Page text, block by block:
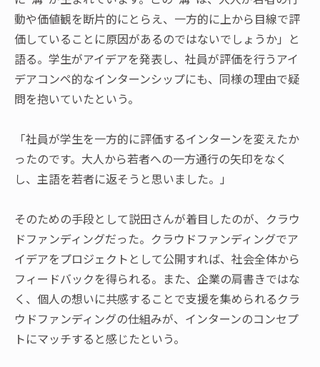
動や価値観を断片的にとらえ、一方的に上から目線で評
価していることに原因があるのではないでしょうか」と
語る。学生がアイデアを発表し、社員が評価を行うアイ
デアコンペ的なインターンシップにも、同様の理由で疑
問を抱いていたという。
「社員が学生を一方的に評価するインターンを変えたか
ったのです。大人から若者への一方通行の矢印をなく
し、主語を若者に返そうと思いました。」
そのための手段として説田さんが着目したのが、クラウ
ドファンディングだった。クラウドファンディングでア
イデアをプロジェクトとして公開すれば、社会全体から
フィードバックを得られる。また、企業の肩書きではな
く、個人の想いに共感することで支援を集められるクラ
ウドファンディングの仕組みが、インターンのコンセプ
トにマッチすると感じたという。